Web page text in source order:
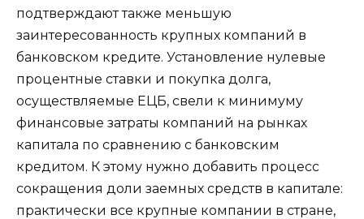
подтверждают также меньшую
заинтересованность крупных компаний в
банковском кредите. Установление нулевые
процентные ставки и покупка долга,
осуществляемые ЕЦБ, свели к минимуму
финансовые затраты компаний на рынках
капитала по сравнению с банковским
кредитом. К этому нужно добавить процесс
сокращения доли заемных средств в капитале:
практически все крупные компании в стране,